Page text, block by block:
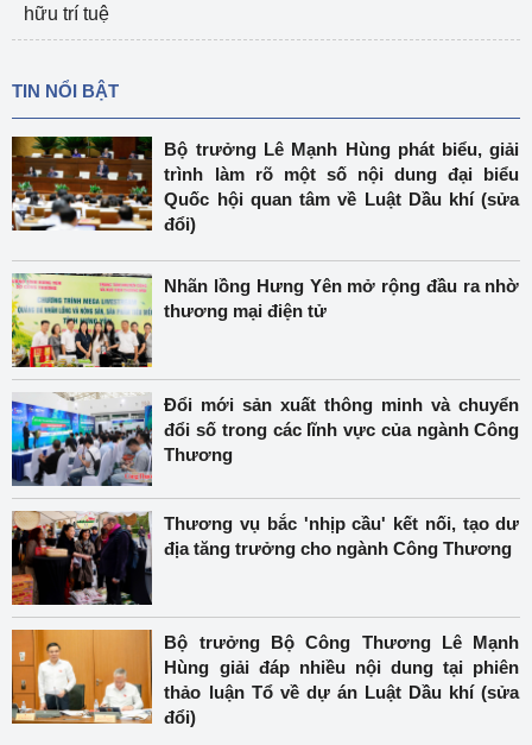
hữu trí tuệ
TIN NỔI BẬT
Bộ trưởng Lê Mạnh Hùng phát biểu, giải
trình làm rõ một số nội dung đại biểu
Quốc hội quan tâm về Luật Dầu khí (sửa
đổi)
Nhãn lồng Hưng Yên mở rộng đầu ra nhờ
thương mại điện tử
Đổi mới sản xuất thông minh và chuyển
đổi số trong các lĩnh vực của ngành Công
Thương
Thương vụ bắc 'nhịp cầu' kết nối, tạo dư
địa tăng trưởng cho ngành Công Thương
Bộ trưởng Bộ Công Thương Lê Mạnh
Hùng giải đáp nhiều nội dung tại phiên
thảo luận Tổ về dự án Luật Dầu khí (sửa
đổi)